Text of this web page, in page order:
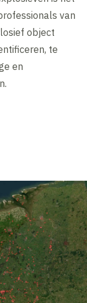
van
object
te
en